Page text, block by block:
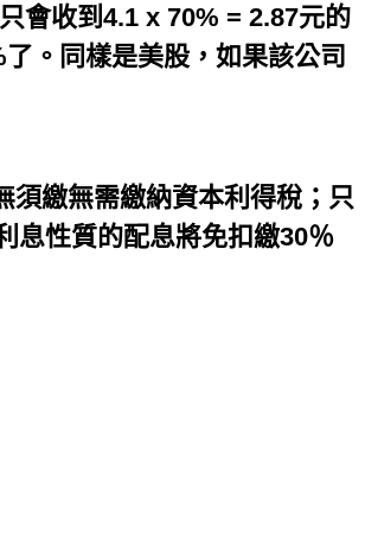
會收到4.1 x 70% = 2.87元的
。同樣是美股，如果該公司
須繳無需繳納資本利得稅；只
息性質的配息將免扣繳30％